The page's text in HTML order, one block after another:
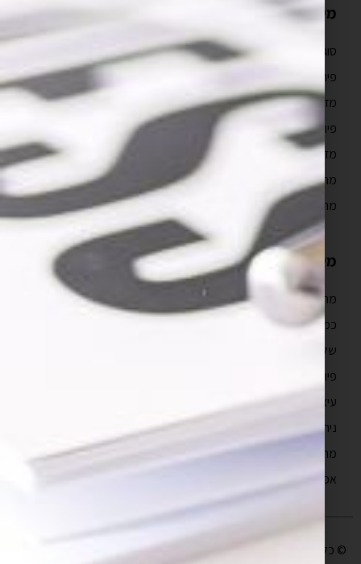
מידע מקצועי
סוגי ועלויות בניית אפליקציות
פיתוח אפליקציות לאייפון למתחילים
מדריך פיתוח אפליקציות לאייפון
פיתוח אפליקציות לעסקים
מדריך פיתוח אפליקציות
מהם השלבים בבניית אפליקציה לאייפון?
מה כולל איפיון אפליקציה?
מידע נוסף
מהם טווחי המחיר של פיתוח אפליקציה?
כמה זמן לוקח לבנות אפליקציה?
שלבים בפיתוח אפליקציה
פיתוח מובייל
עיצוב חווית משתמש
ניהול פרויקטים תוכנה
מה זה UX?
אפיון אפליקציות
© כל הזכויות שמורות לבעלי האתר | עיצוב ופיתוח אתר